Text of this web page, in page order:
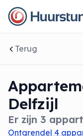
Terug
Delfzijl
Er zijn 3
Ontgrendel 4
sluiten